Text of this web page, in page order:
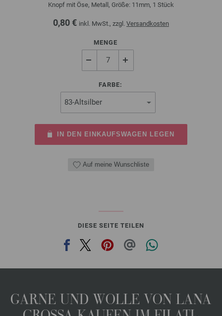
Knopf mit Öse, Metall, Größe: 11mm, 1 Stück
0,80 € inkl. MwSt., zzgl. Versandkosten
MENGE
FARBE:
IN DEN EINKAUFSWAGEN LEGEN
Auf meine Wunschliste
DIESE SEITE TEILEN
GARNE UND WOLLE VON LANA